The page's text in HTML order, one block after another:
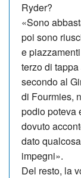
Ryder?
«Sono
poi sono
e
terzo di
secondo al
di Fourmies,
podio poteva
dovuto
dato
impegni».
Del resto, la